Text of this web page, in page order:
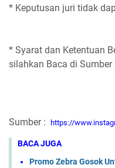
* Keputusan juri tidak
* Syarat dan Ketentuan
silahkan Baca di Sumber
Sumber : https://
BACA JUGA
Promo Zebra Gosok